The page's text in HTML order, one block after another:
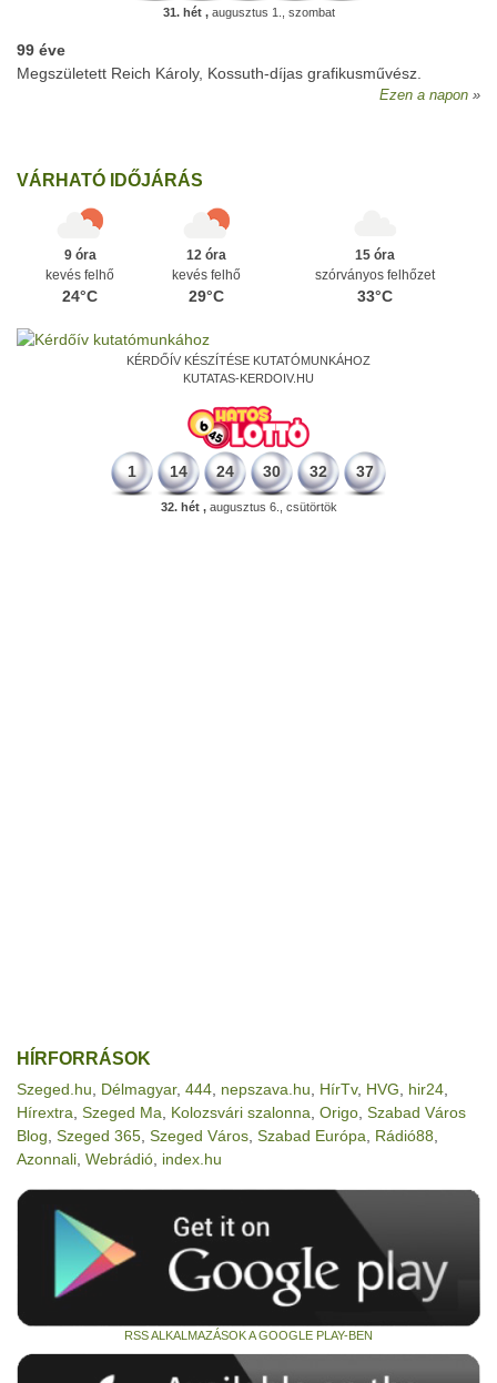
31. hét ,augusztus 1., szombat
99 éve
Megszületett Reich Károly, Kossuth-díjas grafikusművész.
Ezen a napon
VÁRHATÓ IDŐJÁRÁS
9 óra
kevés felhő
24°C
12 óra
kevés felhő
29°C
15 óra
szórványos felhőzet
33°C
KÉRDŐÍV KÉSZÍTÉSE KUTATÓMUNKÁHOZ
KUTATAS-KERDOIV.HU
1 14 24 30 32 37
32. hét ,augusztus 6., csütörtök
HÍRFORRÁSOK
Szeged.hu Délmagyar, 444 nepszava.hu HírTv, HVG hir24
Hírextra Szeged Ma Kolozsvári szalonna Origo Szabad Város
Blog Szeged 365 Szeged Város Szabad Európa Rádió88
Azonnali Webrádió index.hu
RSS ALKALMAZÁSOK A GOOGLE PLAY-BEN